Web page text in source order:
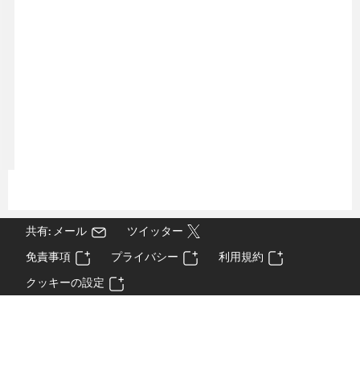
共有: メール
ツイッター
免責事項
プライバシー
利用規約
クッキーの設定